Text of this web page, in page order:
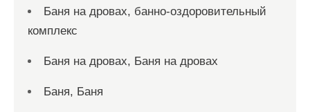
Баня на дровах, банно-оздоровительный
комплекс
Баня на дровах, Баня на дровах
Баня, Баня